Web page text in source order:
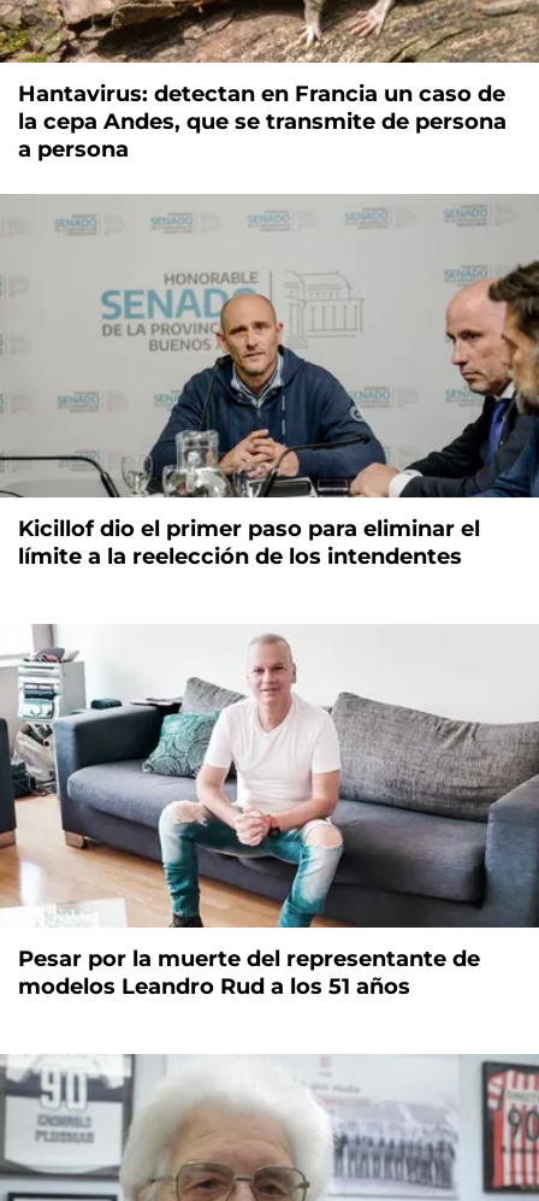
Hantavirus: detectan en Francia un caso de
la cepa Andes, que se transmite de persona
a persona
Kicillof dio el primer paso para eliminar el
límite a la reelección de los intendentes
Pesar por la muerte del representante de
modelos Leandro Rud a los 51 años